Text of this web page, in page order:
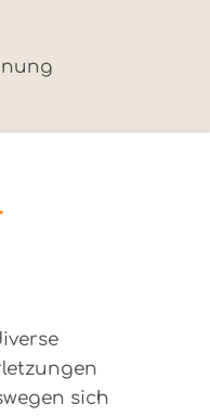
sich